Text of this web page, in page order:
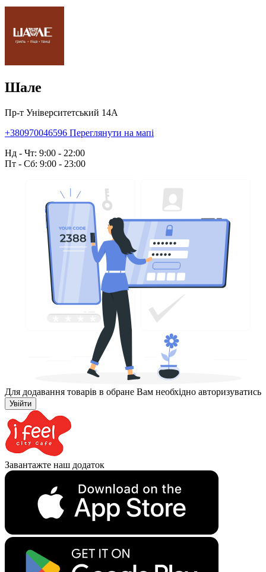
Шале
Пр-т Університетський 14А
+380970046596 Переглянути на мапі
Нд - Чт: 9:00 - 22:00
Пт - Сб: 9:00 - 23:00
Для додавання товарів в обране Вам необхідно авторизуватись
Увійти
Завантажте наш додаток